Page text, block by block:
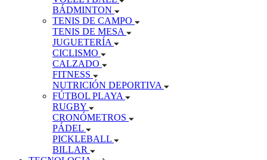
BÁDMINTON
TENIS DE CAMPO
TENIS DE MESA
JUGUETERÍA
CICLISMO
CALZADO
FITNESS
NUTRICIÓN DEPORTIVA
FÚTBOL PLAYA
RUGBY
CRONÓMETROS
PÁDEL
PICKLEBALL
BILLAR